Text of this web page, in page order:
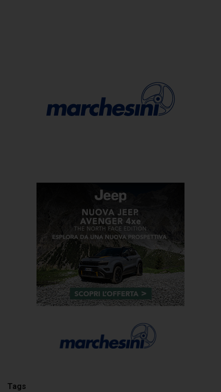
Tags